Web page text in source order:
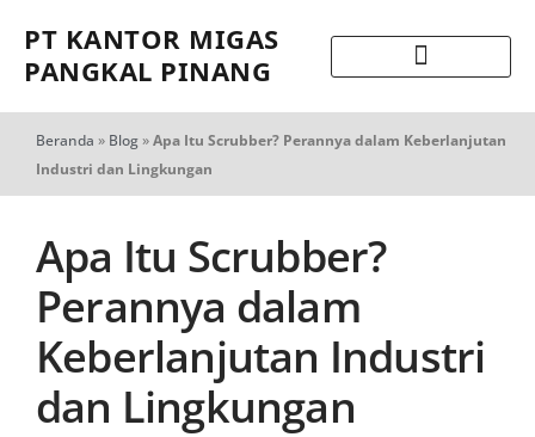
PT KANTOR MIGAS
PANGKAL PINANG
Beranda » Blog»Apa Itu Scrubber? Perannya dalam Keberlanjutan
Industri dan Lingkungan
Apa Itu Scrubber?
Perannya dalam
Keberlanjutan Industri
dan Lingkungan